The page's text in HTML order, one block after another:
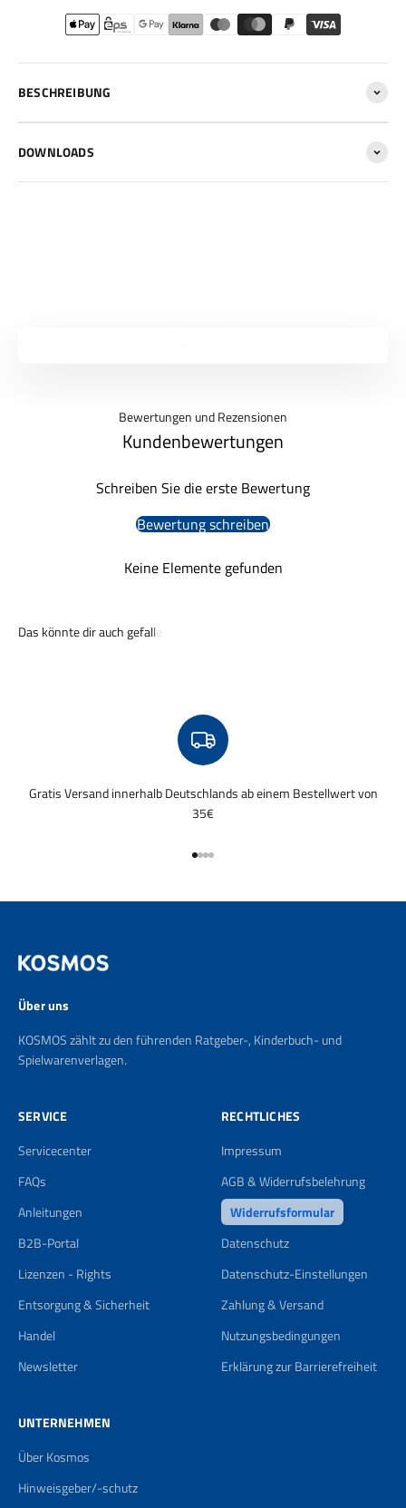
BESCHREIBUNG
DOWNLOADS
Bewertungen und Rezensionen
Kundenbewertungen
Schreiben Sie die erste Bewertung
Bewertung schreiben
Keine Elemente gefunden
Gratis Versand innerhalb Deutschlands ab einem Bestellwert von
35€
Gehe zu Element 1
Gehe zu Element 2
Gehe zu Element 3
Gehe zu Element 4
Über uns
KOSMOS zählt zu den führenden Ratgeber-, Kinderbuch- und
Spielwarenverlagen.
SERVICE
Servicecenter
FAQs
Anleitungen
B2B-Portal
Lizenzen - Rights
Entsorgung & Sicherheit
Handel
Newsletter
RECHTLICHES
Impressum
AGB & Widerrufsbelehrung
Widerrufsformular
Datenschutz
Datenschutz-Einstellungen
Zahlung & Versand
Nutzungsbedingungen
Erklärung zur Barrierefreiheit
UNTERNEHMEN
Über Kosmos
Hinweisgeber/-schutz